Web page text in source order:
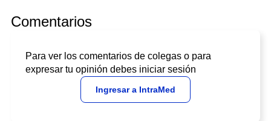
Comentarios
Para ver los comentarios de colegas o para
expresar tu opinión debes iniciar sesión
Ingresar a IntraMed